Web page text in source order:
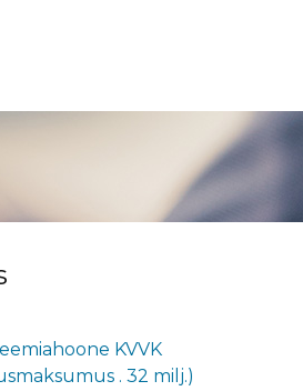
KVVK
. 32 milj.)